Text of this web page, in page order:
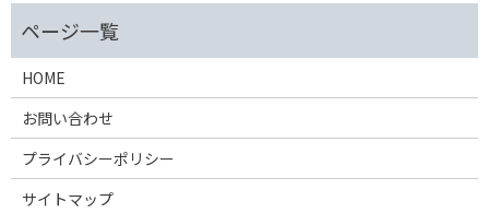
HOME
お問い合わせ
プライバシーポリシー
サイトマップ